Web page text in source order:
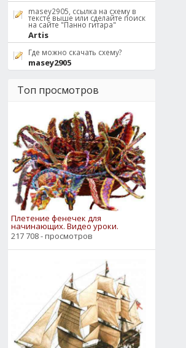
masey2905, ссылка на схему в
тексте выше или сделайте поиск
на сайте "Панно гитара"
Artis
Где можно скачать схему?
masey2905
Топ просмотров
Плетение фенечек для
начинающих. Видео уроки.
217 708 - просмотров